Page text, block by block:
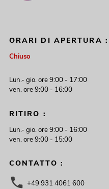
ORARI DI APERTURA :
Chiuso
Lun.- gio. ore 9:00 - 17:00
ven. ore 9:00 - 16:00
RITIRO :
Lun.- gio. ore 9:00 - 16:00
ven. ore 9:00 - 15:00
CONTATTO :
+49 931 4061 600